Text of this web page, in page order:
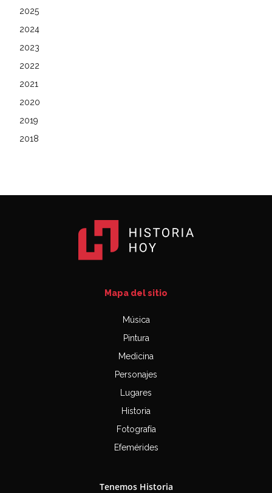
2025
2024
2023
2022
2021
2020
2019
2018
Mapa del sitio
Música
Pintura
Medicina
Personajes
Lugares
Historia
Fotografía
Efemérides
Tenemos Historia